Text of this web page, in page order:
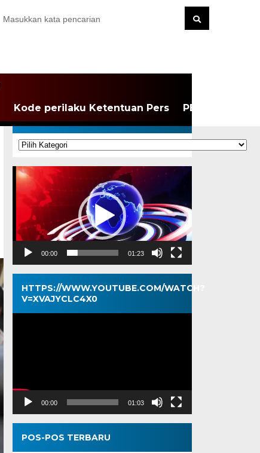
Kode perilaku Ketentuan Pers PEDOMAN
KATEGORI
Kategori
Pemutar
Video
00:00 01:23
HTTPS://WWW.YOUTUBE.COM/WATCH?
V=XVAJYCLC4X0
Pemutar
00:00 01:03
POS-POS TERBARU